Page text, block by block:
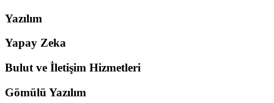
Yazılım
Yapay Zeka
Bulut ve İletişim Hizmetleri
Gömülü Yazılım